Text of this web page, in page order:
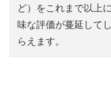
ど）をこれまで以上
味な評価が蔓延して
らえます。